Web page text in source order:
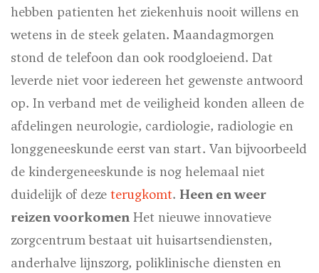
hebben patienten het ziekenhuis nooit willens en
wetens in de steek gelaten. Maandagmorgen
stond de telefoon dan ook roodgloeiend. Dat
leverde niet voor iedereen het gewenste antwoord
op. In verband met de veiligheid konden alleen de
afdelingen neurologie, cardiologie, radiologie en
longgeneeskunde eerst van start. Van bijvoorbeeld
de kindergeneeskunde is nog helemaal niet
duidelijk of deze terugkomt. Heen en weer
reizen voorkomen Het nieuwe innovatieve
zorgcentrum bestaat uit huisartsendiensten,
anderhalve lijnszorg, poliklinische diensten en